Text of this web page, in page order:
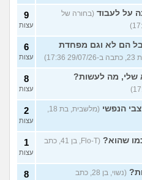
על לעבוד (בחורה של
9
עצות
הם לא וגם מפחדת
6
עצות
שלי, מה לעשות? 8
עצות
הנפשי
(מלשבית, בת 18,
2
עצות
שהוא?
(Flo-T, בן 41, כתב
1
עצות
(נשוי, בן 28, כתב
8